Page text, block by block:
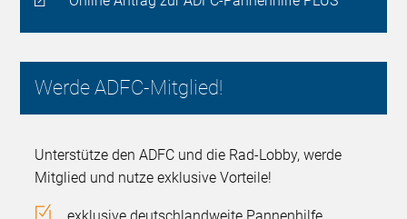
Werde ADFC-Mitglied!
Unterstütze den ADFC und die Rad-Lobby, werde
Mitglied und nutze exklusive Vorteile!